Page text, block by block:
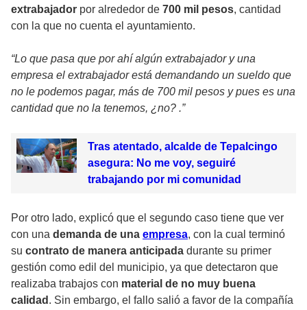
extrabajador por alrededor de 700 mil pesos, cantidad
con la que no cuenta el ayuntamiento.
“Lo que pasa que por ahí algún extrabajador y una
empresa el extrabajador está demandando un sueldo que
no le podemos pagar, más de 700 mil pesos y pues es una
cantidad que no la tenemos, ¿no? .”
Tras atentado, alcalde de Tepalcingo
asegura: No me voy, seguiré
trabajando por mi comunidad
Por otro lado, explicó que el segundo caso tiene que ver
con una demanda de una empresa, con la cual terminó
su contrato de manera anticipada durante su primer
gestión como edil del municipio, ya que detectaron que
realizaba trabajos con material de no muy buena
calidad . Sin embargo, el fallo salió a favor de la compañía